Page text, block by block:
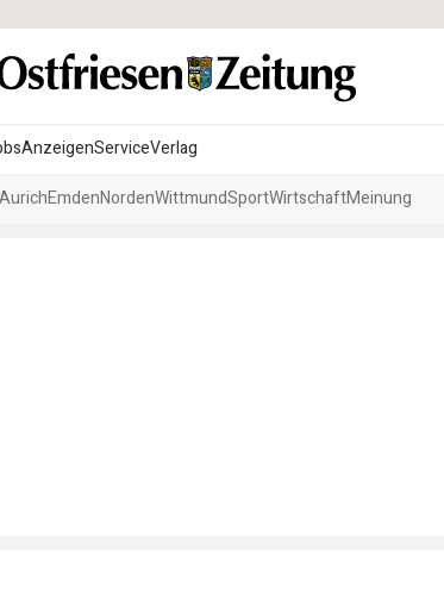
AnzeigenServiceVerlag
AurichEmdenNordenWittmundSportWirtschaftMeinung